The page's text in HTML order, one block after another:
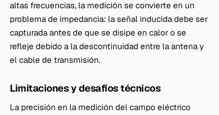
altas frecuencias, la medición se convierte en un
problema de impedancia: la señal inducida debe ser
capturada antes de que se disipe en calor o se
refleje debido a la descontinuidad entre la antena y
el cable de transmisión.
Limitaciones y desafíos técnicos
La precisión en la medición del campo eléctrico